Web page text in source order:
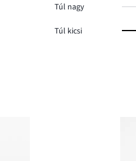
Túl nagy
Túl kicsi